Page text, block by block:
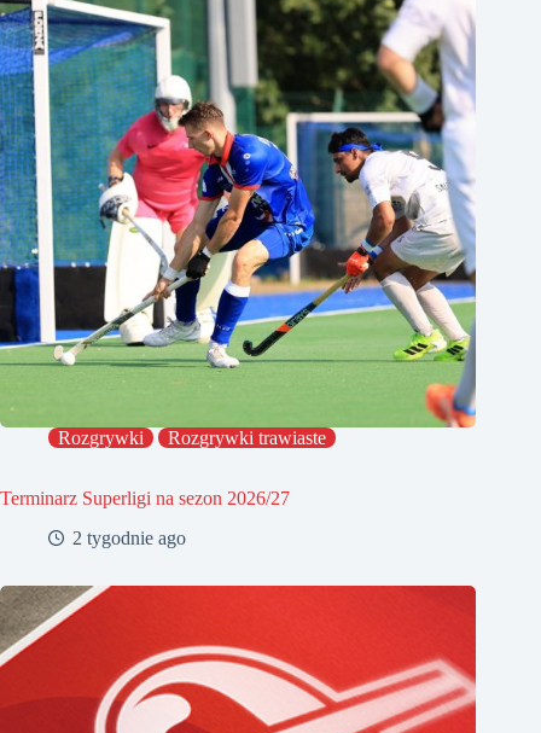
Rozgrywki Rozgrywki trawiaste
Terminarz Superligi na sezon 2026/27
2 tygodnie ago